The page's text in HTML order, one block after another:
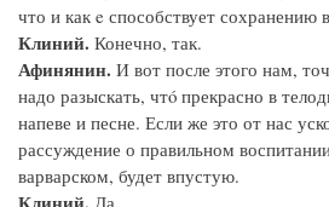
что и как e способствует сохранению
Клиний. Конечно, так.
Афинянин. И вот после этого нам,
надо разыскать, чтó прекрасно в
напеве и песне. Если же это от нас
рассуждение о правильном
варварском, будет впустую.